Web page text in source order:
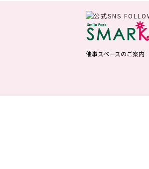
催事スペースのご案内